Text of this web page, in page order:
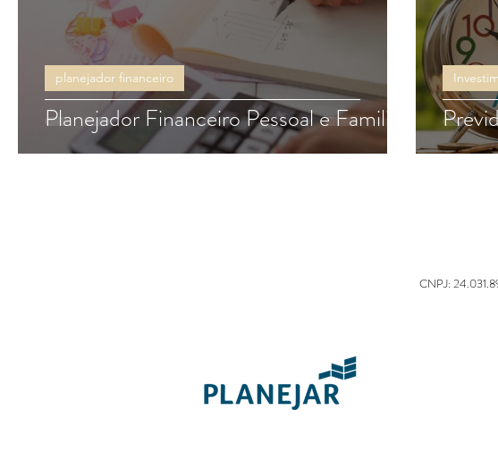
Planejador Financeiro Pessoal e Familiar
planejador financeiro
CNPJ: